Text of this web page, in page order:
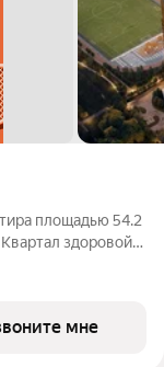
площадью 54.2
здоровой
хоккея и
мне